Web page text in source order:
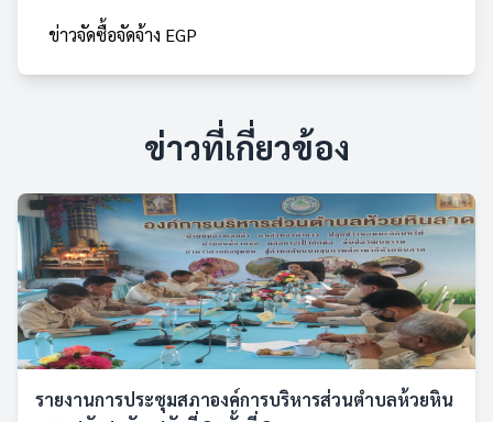
ข่าวจัดซื้อจัดจ้าง EGP
ข่าวที่เกี่ยวข้อง
รายงานการประชุมสภาองค์การบริหารส่วนตำบลห้วยหิน